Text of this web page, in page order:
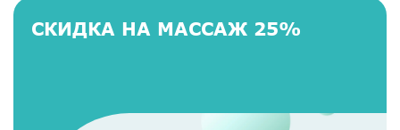
СКИДКА НА МАССАЖ 25%